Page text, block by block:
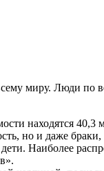
миру. Люди по
находятся
но и даже
Наиболее